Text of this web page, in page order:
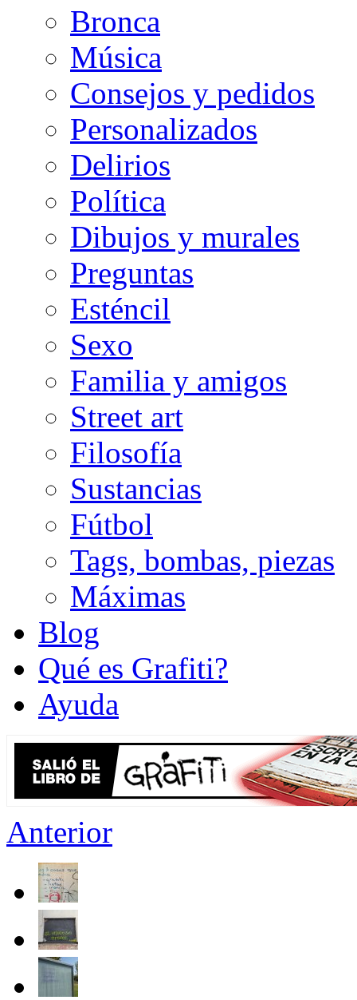
Bronca
Música
Consejos y pedidos
Personalizados
Delirios
Política
Dibujos y murales
Preguntas
Esténcil
Sexo
Familia y amigos
Street art
Filosofía
Sustancias
Fútbol
Tags, bombas, piezas
Máximas
Blog
Qué es Grafiti?
Ayuda
Anterior